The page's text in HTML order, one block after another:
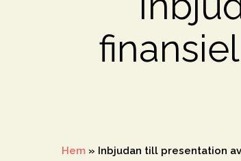
Hem » Inbjudan till presentation